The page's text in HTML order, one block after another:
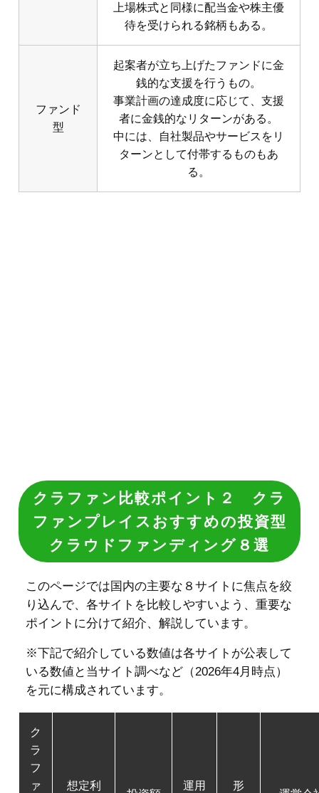
上場株式と同様に配当金や株主優
待を受けられる銘柄もある。
ファンド
型
起案者が立ち上げたファンドに金
銭的な支援を行うもの。
事業計画の達成度に応じて、支援
者に金銭的なリターンがある。
中には、自社製品やサービスをリ
ターンとして付帯するものもあ
る。
※下記で紹介している数値は各サイトが公表して
いる数値と当サイト調べなど（2026年4月時点）
を元に構成されています。
ラ
フ
ァ
ン
サ
イ
想定利
回り
運用
期間
形
式
6.01％
億円
1年
会社